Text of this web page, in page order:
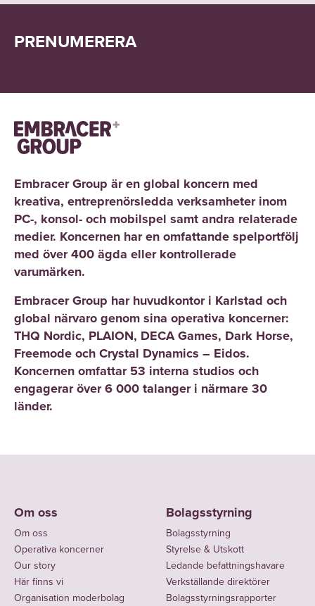
PRENUMERERA
Embracer Group är en global koncern med
kreativa, entreprenörsledda verksamheter inom
PC-, konsol- och mobilspel samt andra relaterade
medier. Koncernen har en omfattande spelportfölj
med över 400 ägda eller kontrollerade
varumärken.
Embracer Group har huvudkontor i Karlstad och
global närvaro genom sina operativa koncerner:
THQ Nordic, PLAION, DECA Games, Dark Horse,
Freemode och Crystal Dynamics – Eidos.
Koncernen omfattar 53 interna studios och
engagerar över 6 000 talanger i närmare 30
länder.
Om oss
Om oss
Operativa koncerner
Our story
Här finns vi
Organisation moderbolag
Bolagsstyrning
Bolagsstyrning
Styrelse & Utskott
Ledande befattningshavare
Verkställande direktörer
Bolagsstyrningsrapporter